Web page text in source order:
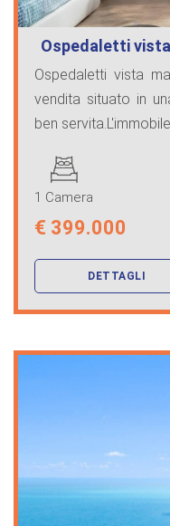
Ospedaletti
Ospedaletti vista
vendita situato in
ben servita.L'immobile
1 Camera
€ 399.000
DETTAGLI